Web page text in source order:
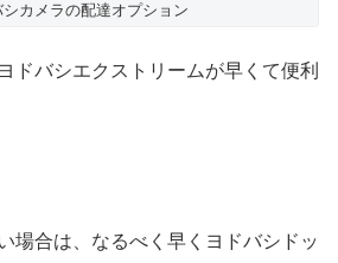
シカメラの配達オプション
ドバシエクストリームが早くて便利
場合は、なるべく早くヨドバシドッ